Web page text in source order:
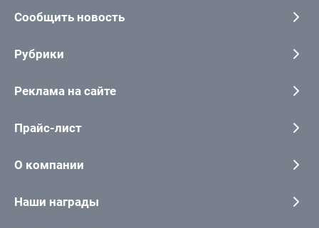
Сообщить новость
Рубрики
Реклама на сайте
Прайс-лист
О компании
Наши награды